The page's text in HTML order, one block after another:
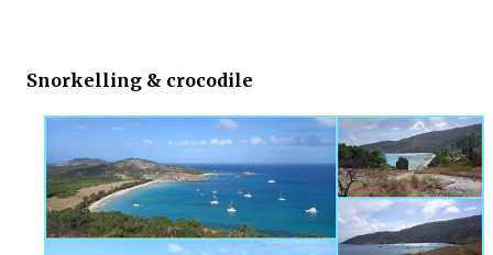
Snorkelling & crocodile